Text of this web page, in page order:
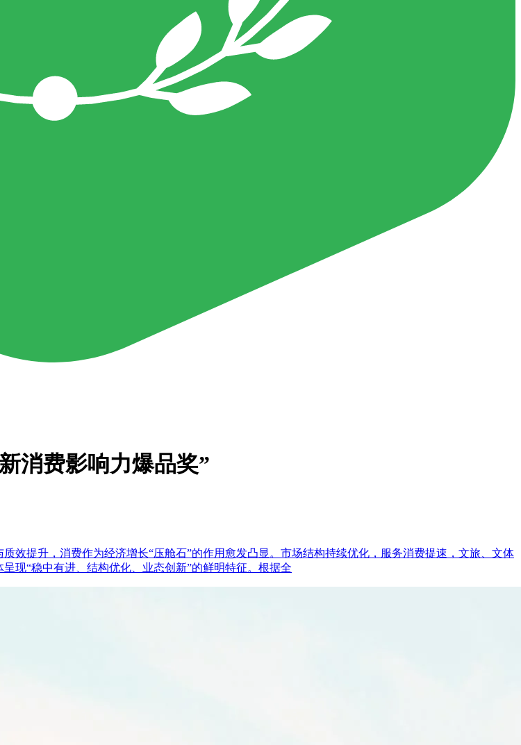
消费影响力爆品奖”
效提升，消费作为经济增长“压舱石”的作用愈发凸显。市场结构持续优化，服务消费提速，文旅、文体
现“稳中有进、结构优化、业态创新”的鲜明特征。根据全